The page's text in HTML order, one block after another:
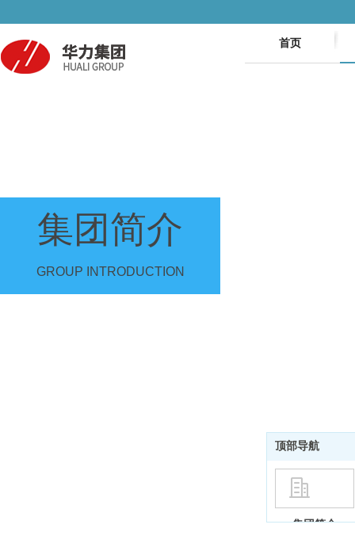
首页
集团简介
GROUP INTRODUCTION
顶部导航
集团简介